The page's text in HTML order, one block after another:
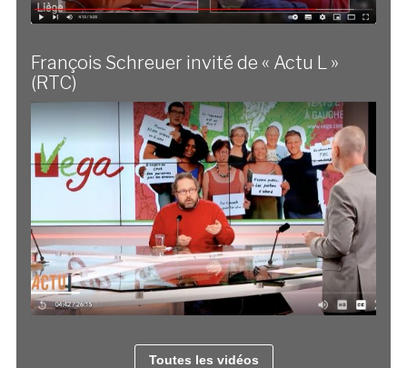
François Schreuer invité de « Actu L »
(RTC)
Toutes les vidéos